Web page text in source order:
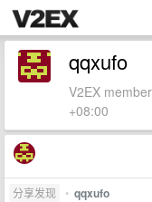
qqxufo
V2EX
+08:00
分享发现 • qqxufo